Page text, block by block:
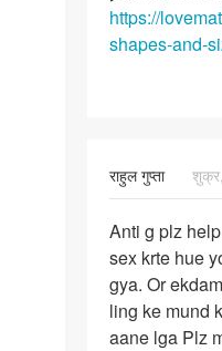
me
bada
yeh
https://
shapes-and-
राहुल गुप्ता
Anti
g
plz
help
me
Anti g plz
sex krte hue
gya. Or
ling ke mund
aane lga Plz